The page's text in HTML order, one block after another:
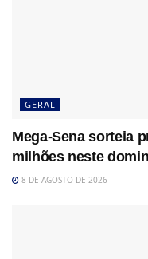
GERAL
Mega-Sena sorteia
milhões neste
8 DE AGOSTO DE 2026